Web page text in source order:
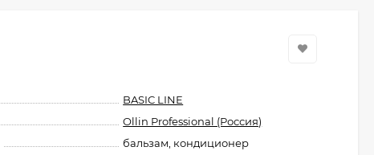
BASIC LINE
Ollin Professional (Россия)
бальзам, кондиционер